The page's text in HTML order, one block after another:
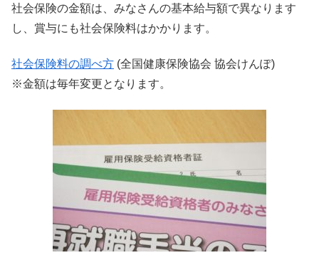
社会保険の金額は、みなさんの基本給与額で異なります
し、賞与にも社会保険料はかかります。
社会保険料の調べ方 (全国健康保険協会 協会けんぽ)
※金額は毎年変更となります。